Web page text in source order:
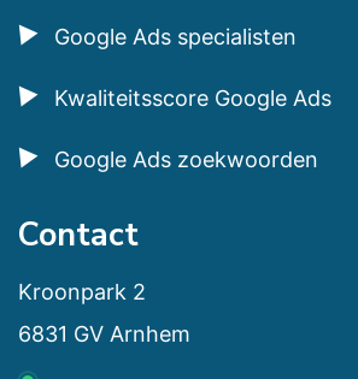
Google Ads specialisten
Kwaliteitsscore Google Ads
Google Ads zoekwoorden
Contact
Kroonpark 2
6831 GV Arnhem